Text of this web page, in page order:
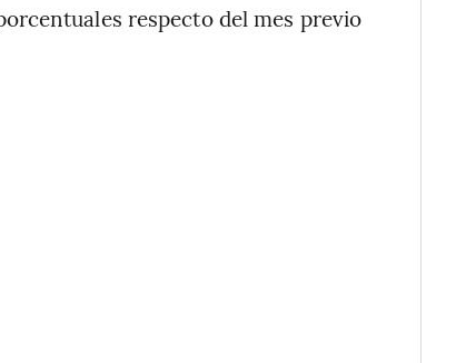
respecto del mes previo